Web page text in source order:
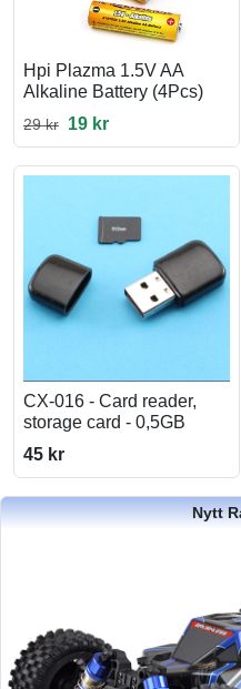
Hpi Plazma 1.5V AA
Alkaline Battery (4Pcs)
29 kr 19 kr
CX-016 - Card reader,
storage card - 0,5GB
45 kr
Nytt